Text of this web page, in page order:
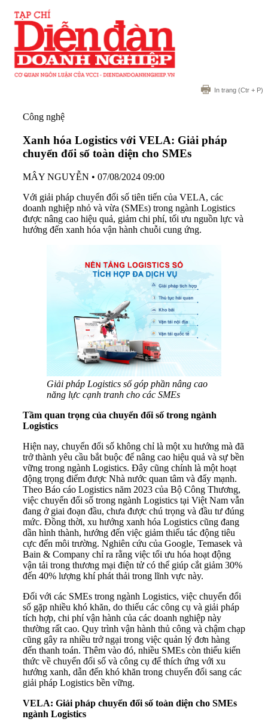
In trang (Ctr + P)
Công nghệ
Xanh hóa Logistics với VELA: Giải pháp
chuyển đổi số toàn diện cho SMEs
MÂY NGUYỄN • 07/08/2024 09:00
Với giải pháp chuyển đổi số tiên tiến của VELA, các
doanh nghiệp nhỏ và vừa (SMEs) trong ngành Logistics
được nâng cao hiệu quả, giảm chi phí, tối ưu nguồn lực và
hướng đến xanh hóa vận hành chuỗi cung ứng.
Giải pháp Logistics số góp phần nâng cao
năng lực cạnh tranh cho các SMEs
Tầm quan trọng của chuyển đổi số trong ngành
Logistics
Hiện nay, chuyển đổi số không chỉ là một xu hướng mà đã
trở thành yêu cầu bắt buộc để nâng cao hiệu quả và sự bền
vững trong ngành Logistics. Đây cũng chính là một hoạt
động trọng điểm được Nhà nước quan tâm và đẩy mạnh.
Theo Báo cáo Logistics năm 2023 của Bộ Công Thương,
việc chuyển đổi số trong ngành Logistics tại Việt Nam vẫn
đang ở giai đoạn đầu, chưa được chú trọng và đầu tư đúng
mức. Đồng thời, xu hướng xanh hóa Logistics cũng đang
dần hình thành, hướng đến việc giảm thiểu tác động tiêu
cực đến môi trường. Nghiên cứu của Google, Temasek và
Bain & Company chỉ ra rằng việc tối ưu hóa hoạt động
vận tải trong thương mại điện tử có thể giúp cắt giảm 30%
đến 40% lượng khí phát thải trong lĩnh vực này.
Đối với các SMEs trong ngành Logistics, việc chuyển đổi
số gặp nhiều khó khăn, do thiếu các công cụ và giải pháp
tích hợp, chi phí vận hành của các doanh nghiệp này
thường rất cao. Quy trình vận hành thủ công và chậm chạp
cũng gây ra nhiều trở ngại trong việc quản lý đơn hàng
đến thanh toán. Thêm vào đó, nhiều SMEs còn thiếu kiến
thức về chuyển đổi số và công cụ để thích ứng với xu
hướng xanh, dẫn đến khó khăn trong chuyển đổi sang các
giải pháp Logistics bền vững.
VELA: Giải pháp chuyển đổi số toàn diện cho SMEs
ngành Logistics